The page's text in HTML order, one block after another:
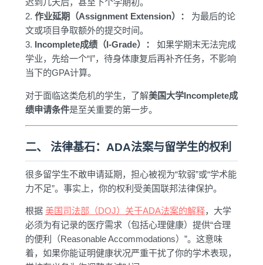
迟到几天后，甚至下个学期初。
2. 作业延期（Assignment Extension）：
为最后的论
文或项目争取额外的提交时间。
3. Incomplete成绩（I-Grade）：
如果学期末无法完成
学业，先给一个“I”，待身体康复后再补齐任务，不影响
当下的GPA计算。
对于面临这类危机的学生，了解美国大学Incomplete成
绩申请条件是至关重要的第一步。
二、 法律基石：ADA法案与留学生的权利
很多留学生不敢申请延期，担心被视为“软弱”或“学术能
力不足”。事实上，你的权利受美国联邦法律保护。
根据 美国司法部（DOJ）关于ADA法案的解释，大学
必须为有记录的医疗需求（包括心理健康）提供“合理
的便利（Reasonable Accommodations）”。这意味
着，如果你能证明健康状况严重干扰了你的学术表现，